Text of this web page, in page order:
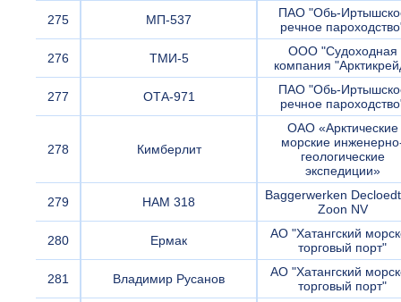
275 МП-537
ПАО "Обь-
речное
276 ТМИ-5
ООО "Судоходная
компания
277 ОТА-971
ПАО "Обь-
речное
278 Кимберлит
ОАО «Арктические
морские
геологические
экспедиции»
279 HAM 318
Baggerwerken
Zoon NV
280 Ермак
АО "Хатангский
торговый порт"
281 Владимир Русанов
АО "Хатангский
торговый порт"